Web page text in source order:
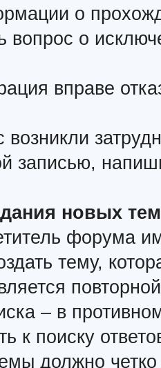
о
вопрос о
вправе
возникли
записью,
новых
форума
тему,
– в
к поиску
должно